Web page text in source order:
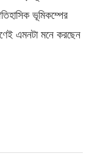
ভূমিকম্পের
এমনটা মনে করছেন